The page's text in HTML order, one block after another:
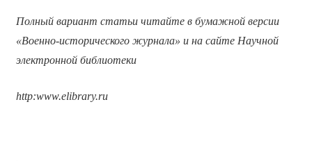
Полный вариант статьи читайте в бумажной версии
«Военно-исторического журнала» и на сайте Научной
электронной библиотеки
http:www.elibrary.ru